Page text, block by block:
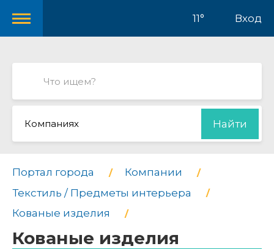
11° Вход
Компаниях Найти
Портал города
Компании
Текстиль / Предметы интерьера
Кованые изделия
Кованые изделия